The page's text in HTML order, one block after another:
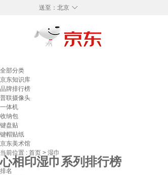
◇
送至： 北京
全部分类
京东知识库
品牌排行榜
普联摄像头
一体机
收纳包
键盘贴
键帽贴纸
京东美术馆
当前位置 : 首页 > 湿巾
心相印湿巾系列排行榜
排名